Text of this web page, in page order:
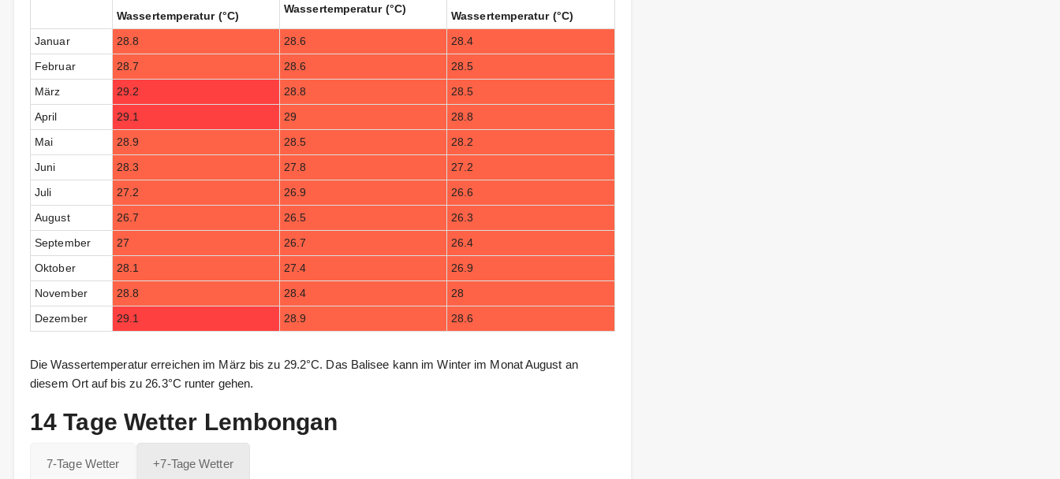
Wassertemperatur (°C)
Wassertemperatur (°C)
Wassertemperatur (°C)
Januar 28.8 28.6 28.4
Februar 28.7 28.6 28.5
März 29.2 28.8 28.5
April 29.1 29 28.8
Mai 28.9 28.5 28.2
Juni 28.3 27.8 27.2
Juli 27.2 26.9 26.6
August 26.7 26.5 26.3
September 27 26.7 26.4
Oktober 28.1 27.4 26.9
November 28.8 28.4 28
Dezember 29.1 28.9 28.6
Die Wassertemperatur erreichen im März bis zu 29.2°C. Das Balisee kann im Winter im Monat August an
diesem Ort auf bis zu 26.3°C runter gehen.
14 Tage Wetter Lembongan
7-Tage Wetter +7-Tage Wetter